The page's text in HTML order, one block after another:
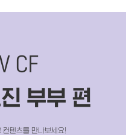
CF
부부 편
컨텐츠를 만나보세요!